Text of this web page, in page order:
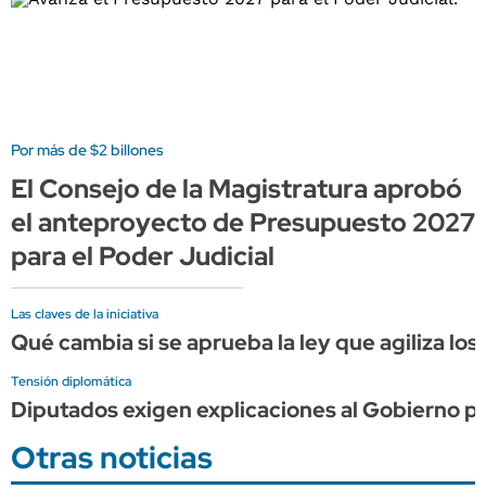
Por más de $2 billones
El Consejo de la Magistratura aprobó
el anteproyecto de Presupuesto 2027
para el Poder Judicial
Las claves de la iniciativa
Qué cambia si se aprueba la ley que agiliza
Tensión diplomática
Diputados exigen explicaciones al Gobierno
Otras noticias